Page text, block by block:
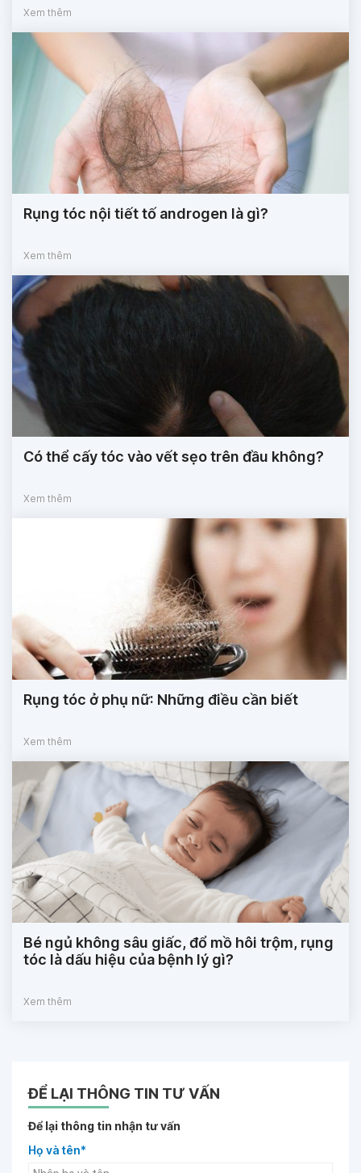
Xem thêm
Rụng tóc nội tiết tố androgen là gì?
Xem thêm
Có thể cấy tóc vào vết sẹo trên đầu không?
Xem thêm
Rụng tóc ở phụ nữ: Những điều cần biết
Xem thêm
Bé ngủ không sâu giấc, đổ mồ hôi trộm, rụng
tóc là dấu hiệu của bệnh lý gì?
Xem thêm
ĐỂ LẠI THÔNG TIN TƯ VẤN
Để lại thông tin nhận tư vấn
Họ và tên*